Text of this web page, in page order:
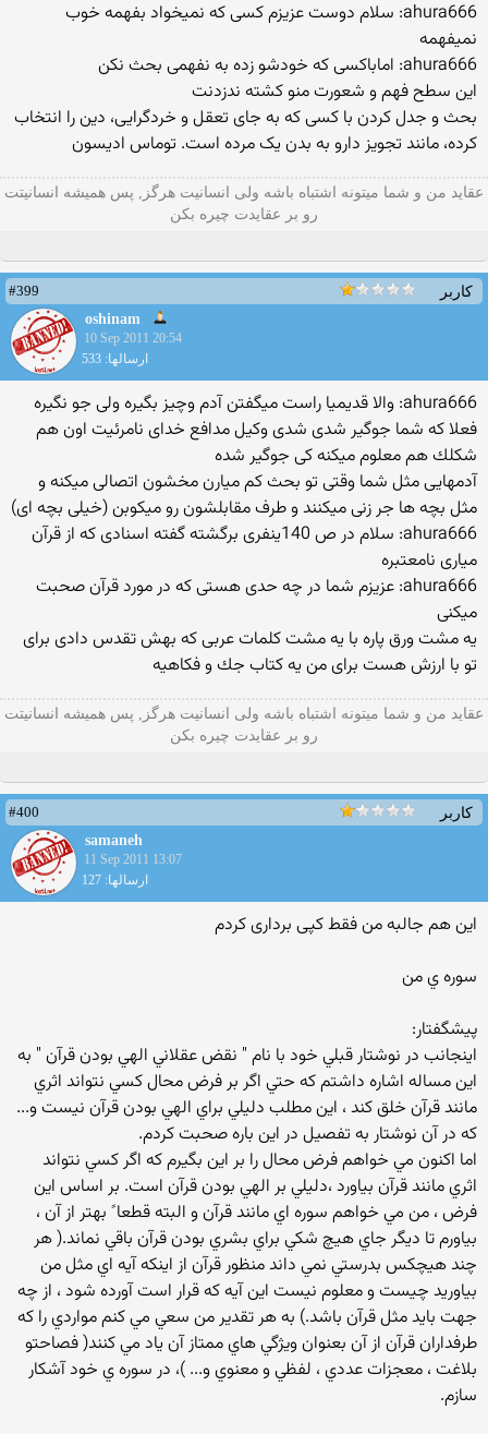
ahura666: سلام دوست عزیزم كسی كه نمیخواد بفهمه خوب
نمیفهمه
ahura666: اماباكسی كه خودشو زده به نفهمی بحث نكن
این سطح فهم و شعورت منو كشته ندزدنت
بحث و جدل کردن با کسى که به جاى تعقل و خردگرايى، دين را انتخاب
کرده، مانند تجويز دارو به بدن يک مرده است. توماس اديسون
عقاید من و شما میتونه اشتباه باشه ولی انسانیت هرگز, پس همیشه انسانیتت
رو بر عقایدت چیره بکن
کاربر
#399
oshinam
10 Sep 2011 20:54
ارسالها: 533
ahura666: والا قدیمیا راست میگفتن آدم وچیز بگیره ولی جو نگیره
فعلا كه شما جوگیر شدی شدی وكیل مدافع خدای نامرئیت اون هم
شكلك هم معلوم میكنه كی جوگیر شده
آدمهایی مثل شما وقتی تو بحث كم میارن مخشون اتصالی میكنه و
مثل بچه ها جر زنی میكنند و طرف مقابلشون رو میكوبن (خیلی بچه ای)
ahura666: سلام در ص 140ینفری برگشته گفته اسنادی كه از قرآن
میاری نامعتبره
ahura666: عزیزم شما در چه حدی هستی كه در مورد قرآن صحبت
میكنی
یه مشت ورق پاره با یه مشت كلمات عربی كه بهش تقدس دادی برای
تو با ارزش هست برای من یه كتاب جك و فكاهیه
عقاید من و شما میتونه اشتباه باشه ولی انسانیت هرگز, پس همیشه انسانیتت
رو بر عقایدت چیره بکن
کاربر
#400
samaneh
11 Sep 2011 13:07
ارسالها: 127
این هم جالبه من فقط كپی برداری كردم
سوره ي من
پيشگفتار:
اينجانب در نوشتار قبلي خود با نام " نقض عقلاني الهي بودن قرآن " به
اين مساله اشاره داشتم كه حتي اگر بر فرض محال كسي نتواند اثري
مانند قرآن خلق كند ، اين مطلب دليلي براي الهي بودن قرآن نيست و...
كه در آن نوشتار به تفصيل در اين باره صحبت كردم.
اما اكنون مي خواهم فرض محال را بر اين بگيرم كه اگر كسي نتواند
اثري مانند قرآن بياورد ،‌دليلي بر الهي بودن قرآن است. بر اساس اين
فرض ، ‌من مي خواهم سوره اي مانند قرآن و البته قطعا ً بهتر از آن ،
بياورم تا ديگر جاي هيچ شكي براي بشري بودن قرآن باقي نماند.( هر
چند هيچكس بدرستي نمي داند منظور قرآن از اينكه آيه اي مثل من
بياوريد چيست و معلوم نيست اين آيه كه قرار است آورده شود ، از چه
جهت بايد مثل قرآن باشد.) به هر تقدير من سعي مي كنم مواردي را كه
طرفداران قرآن از آن بعنوان ويژگي هاي ممتاز آن ياد مي كنند( فصاحتو
بلاغت ، معجزات عددي ، لفظي و معنوي و... )، در سوره ي خود آشكار
سازم.